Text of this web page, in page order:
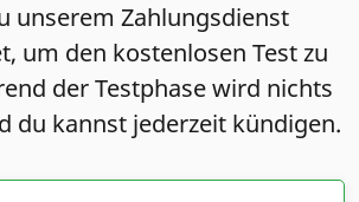
unserem Zahlungsdienst
um den kostenlosen Test zu
der Testphase wird nichts
du kannst jederzeit kündigen.